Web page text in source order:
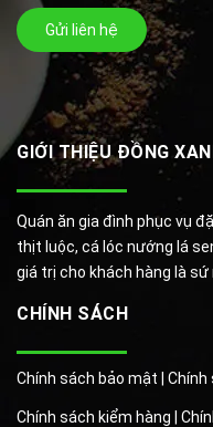
Gửi liên hệ
GIỚI THIỆU ĐỒNG
Quán ăn gia đình phục vụ
thịt luộc, cá lóc nướng lá
giá trị cho khách hàng là
CHÍNH SÁCH
Chính sách bảo mật | Chính
Chính sách kiểm hàng |